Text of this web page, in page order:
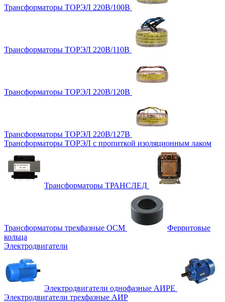
Трансформаторы ТОРЭЛ 220В/100В
Трансформаторы ТОРЭЛ 220В/110В
Трансформаторы ТОРЭЛ 220В/120В
Трансформаторы ТОРЭЛ 220В/127В
Трансформаторы ТОРЭЛ с пропиткой изоляционным лаком
Трансформаторы ТРАНСЛЕД
Трансформаторы трехфазные ОСМ
Ферритовые
кольца
Электродвигатели
Электродвигатели однофазные АИРЕ
Электродвигатели трехфазные АИР